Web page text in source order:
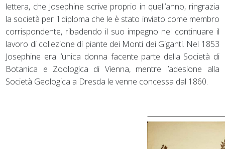
lettera, che Josephine scrive proprio in quell’anno, ringrazia
la società per il diploma che le è stato inviato come membro
corrispondente, ribadendo il suo impegno nel continuare il
lavoro di collezione di piante dei Monti dei Giganti. Nel 1853
Josephine era l’unica donna facente parte della Società di
Botanica e Zoologica di Vienna, mentre l’adesione alla
Società Geologica a Dresda le venne concessa dal 1860.